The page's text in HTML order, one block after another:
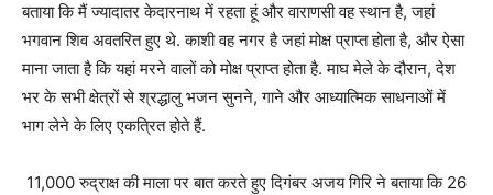
बताया कि मैं ज्यादातर केदारनाथ में रहता हूं और वाराणसी वह स्थान है, जहां
भगवान शिव अवतरित हुए थे. काशी वह नगर है जहां मोक्ष प्राप्त होता है, और ऐसा
माना जाता है कि यहां मरने वालों को मोक्ष प्राप्त होता है. माघ मेले के दौरान, देश
भर के सभी क्षेत्रों से श्रद्धालु भजन सुनने, गाने और आध्यात्मिक साधनाओं में
भाग लेने के लिए एकत्रित होते हैं.
11,000 रुद्राक्ष की माला पर बात करते हुए दिगंबर अजय गिरि ने बताया कि 26